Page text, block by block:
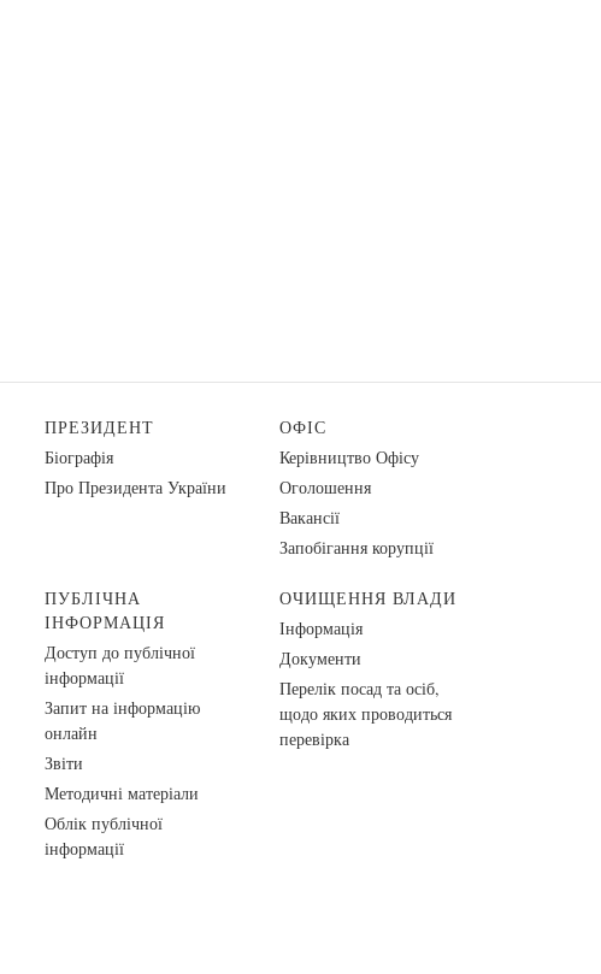
ПРЕЗИДЕНТ
Біографія
Про Президента України
ОФІС
Керівництво Офісу
Оголошення
Вакансії
Запобігання корупції
ПУБЛІЧНА
ІНФОРМАЦІЯ
Доступ до публічної
інформації
Запит на інформацію
онлайн
Звіти
Методичні матеріали
Облік публічної
інформації
ОЧИЩЕННЯ ВЛАДИ
Інформація
Документи
Перелік посад та осіб,
щодо яких проводиться
перевірка